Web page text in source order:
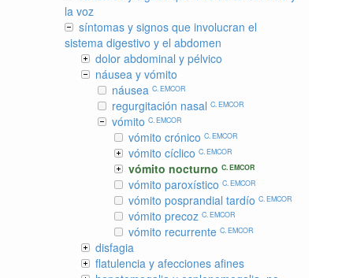
la voz
síntomas y signos que involucran el
sistema digestivo y el abdomen
dolor abdominal y pélvico
náusea y vómito
náusea C. EMCOR
regurgitación nasal C. EMCOR
vómito C. EMCOR
vómito crónico C. EMCOR
vómito cíclico C. EMCOR
vómito nocturno C. EMCOR
vómito paroxístico C. EMCOR
vómito posprandial tardío C. EMCOR
vómito precoz C. EMCOR
vómito recurrente C. EMCOR
disfagia
flatulencia y afecciones afines